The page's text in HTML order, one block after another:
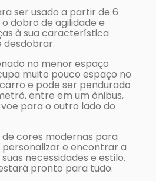
ser usado a partir de 6
dobro de agilidade e
à sua característica
desdobrar.
no menor espaço
muito pouco espaço no
e pode ser pendurado
entre em um ônibus,
para o outro lado do
cores modernas para
e encontrar a
necessidades e estilo.
pronto para tudo.